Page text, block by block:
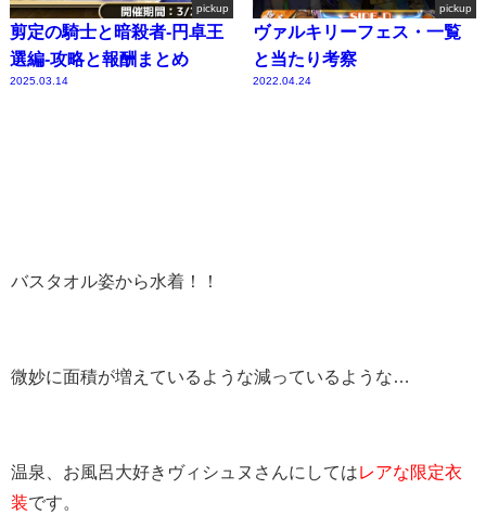
pickup
剪定の騎士と暗殺者-円卓王
選編-攻略と報酬まとめ
2025.03.14
pickup
ヴァルキリーフェス・一覧
と当たり考察
2022.04.24
バスタオル姿から水着！！
微妙に面積が増えているような減っているような…
温泉、お風呂大好きヴィシュヌさんにしてはレアな限定衣
装です。